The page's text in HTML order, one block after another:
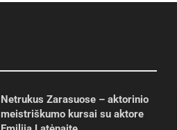
Netrukus Zarasuose – aktorinio
meistriškumo kursai su aktore